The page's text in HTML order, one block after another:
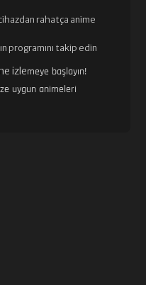
rahatça anime
programını takip edin
izlemeye başlayın!
uygun animeleri